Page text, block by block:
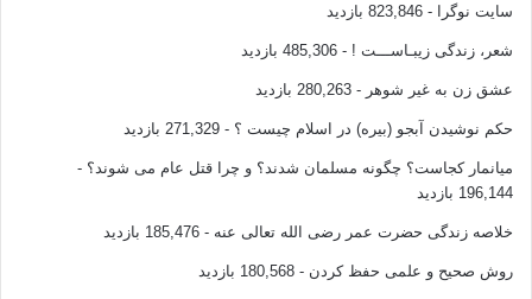
سایت نوگرا - 823,846 بازدید
شعر، زندگی زیبـاســـت ! - 485,306 بازدید
عشق زن به غیر شوهر - 280,263 بازدید
حکم نوشیدن آبجو (بیره) در اسلام چیست ؟ - 271,329 بازدید
میانمار کجاست؟ چگونه مسلمان شدند؟ و چرا قتل عام می شوند؟ -
196,144 بازدید
خلاصه زندگی حضرت عمر رضی الله تعالی عنه - 185,476 بازدید
روش صحیح و علمی حفظ کردن - 180,568 بازدید